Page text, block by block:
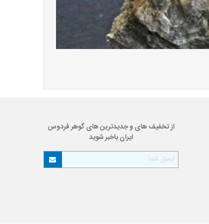
از تخفیف های و جدیدترین های گوهر فردوس
ایران باخبر شوید